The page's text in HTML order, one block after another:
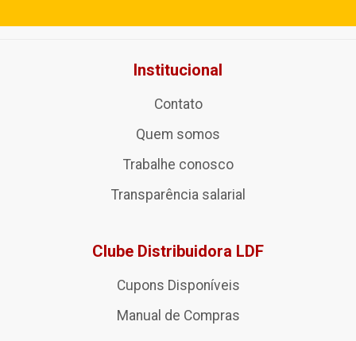
Institucional
Contato
Quem somos
Trabalhe conosco
Transparência salarial
Clube Distribuidora LDF
Cupons Disponíveis
Manual de Compras